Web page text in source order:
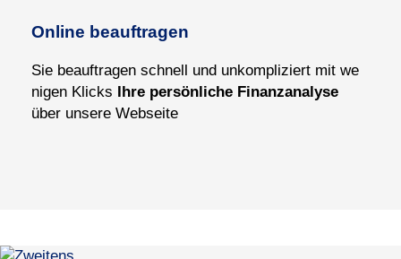
Online beauftragen
Sie beauftragen schnell und unkompliziert mit we
nigen Klicks Ihre persönliche Finanzanalyse
über unsere Webseite